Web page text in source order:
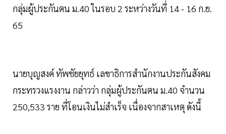
กลุ่มผู้ประกันตน ม.40 ในรอบ 2 ระหว่างวันที่ 14 - 16 ก.ย.
65
นายบุญสงค์ ทัพชัยยุทธ์ เลขาธิการสำนักงานประกันสังคม
กระทรวงแรงงาน กล่าวว่า กลุ่มผู้ประกันตน ม.40 จำนวน
250,533 ราย ที่โอนเงินไม่สำเร็จ เนื่องจากสาเหตุ ดังนี้